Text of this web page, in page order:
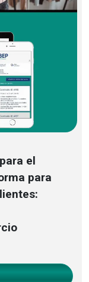
el
para